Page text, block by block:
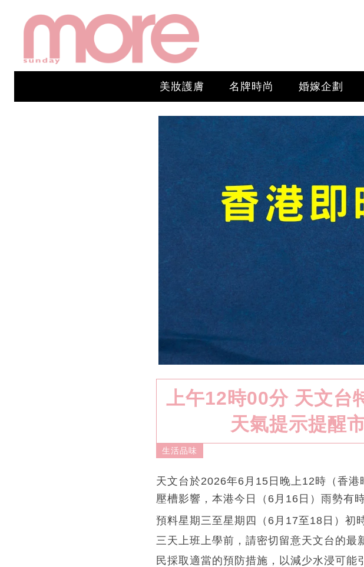
美妝護膚 名牌時尚 婚嫁企劃
上午12時00分 天文台
天氣提示提醒
生活品味
天文台於2026年6月15日晚上12時（香
壓槽影響，本港今日（6月16日）雨勢有
預料星期三至星期四（6月17至18日）初
三天上班上學前，請密切留意天文台的
民採取適當的預防措施，以減少水浸可能